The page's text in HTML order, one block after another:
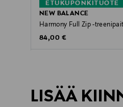
ETUKUPONKITUOTE
NEW BALANCE
Harmony Full Zip -
Original Price
84,00 €
LISÄÄ